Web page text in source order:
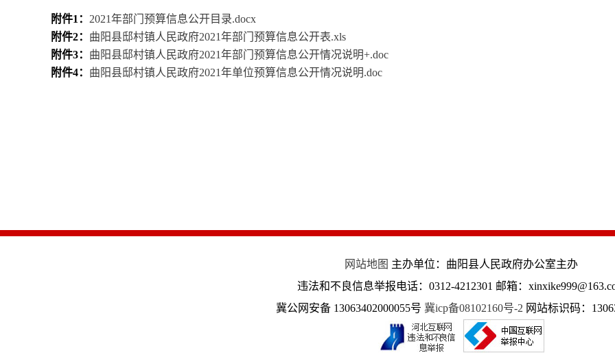
附件1： 2021年部门预算信息公开目录.docx
附件2： 曲阳县邸村镇人民政府2021年部门预算信息公开表.xls
附件3： 曲阳县邸村镇人民政府2021年部门预算信息公开情况说明+.doc
附件4： 曲阳县邸村镇人民政府2021年单位预算信息公开情况说明.doc
网站地图 主办单位：曲阳县人民政府办公室主办
违法和不良信息举报电话：0312-4212301 邮箱：
冀公网安备 13063402000055号 冀icp备08102160号-2 网站标识码：